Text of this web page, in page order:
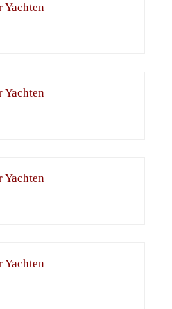
Yachten
Yachten
Yachten
Yachten